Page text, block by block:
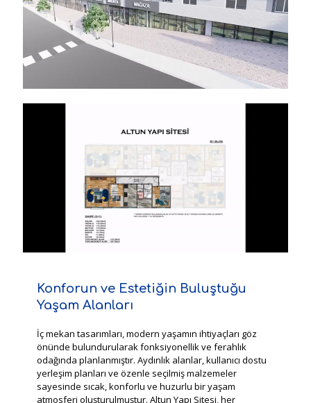
Konforun ve Estetiğin Buluştuğu
Yaşam Alanları
İç mekan tasarımları, modern yaşamın ihtiyaçları göz
önünde bulundurularak fonksiyonellik ve ferahlık
odağında planlanmıştır. Aydınlık alanlar, kullanıcı dostu
yerleşim planları ve özenle seçilmiş malzemeler
sayesinde sıcak, konforlu ve huzurlu bir yaşam
atmosferi oluşturulmuştur. Altun Yapı Sitesi, her